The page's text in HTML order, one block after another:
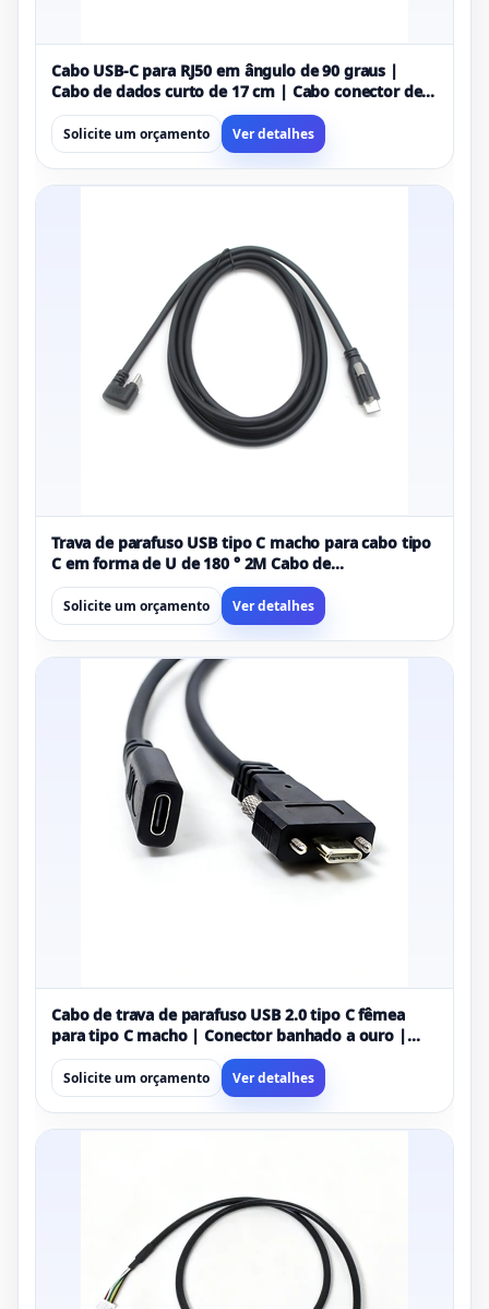
Cabo USB-C para RJ50 em ângulo de 90 graus |
Cabo de dados curto de 17 cm | Cabo conector de
comunicação industrial | Fabricante OEM preto
Solicite um orçamento Ver detalhes
Trava de parafuso USB tipo C macho para cabo tipo
C em forma de U de 180 ° 2M Cabo de
carregamento USB 2.0 PD Fabricante OEM
Solicite um orçamento Ver detalhes
Cabo de trava de parafuso USB 2.0 tipo C fêmea
para tipo C macho | Conector banhado a ouro |
Extensão USB-C segura para montagem em painel
Solicite um orçamento Ver detalhes